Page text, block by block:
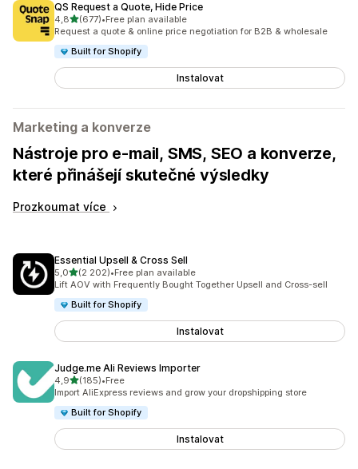
QS Request a Quote, Hide Price
4,8z 5 hvězd
(677)
Celkový počet recenzí: 677
•Free plan available
Request a quote & online price negotiation for B2B & wholesale
Built for Shopify
Instalovat
Marketing a konverze
Nástroje pro e-mail, SMS, SEO a konverze,
které přinášejí skutečné výsledky
Prozkoumat více
Essential Upsell & Cross Sell
5,0z 5 hvězd
(2 202)
Celkový počet recenzí: 2202
•Free plan available
Lift AOV with Frequently Bought Together Upsell and Cross-sell
Built for Shopify
Instalovat
Judge.me Ali Reviews Importer
4,9z 5 hvězd
(185)
Celkový počet recenzí: 185
•Free
Import AliExpress reviews and grow your dropshipping store
Built for Shopify
Instalovat